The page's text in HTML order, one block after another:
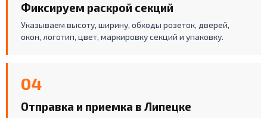
Фиксируем раскрой секций
Указываем высоту, ширину, обходы розеток, дверей,
окон, логотип, цвет, маркировку секций и упаковку.
04
Отправка и приемка в Липецке